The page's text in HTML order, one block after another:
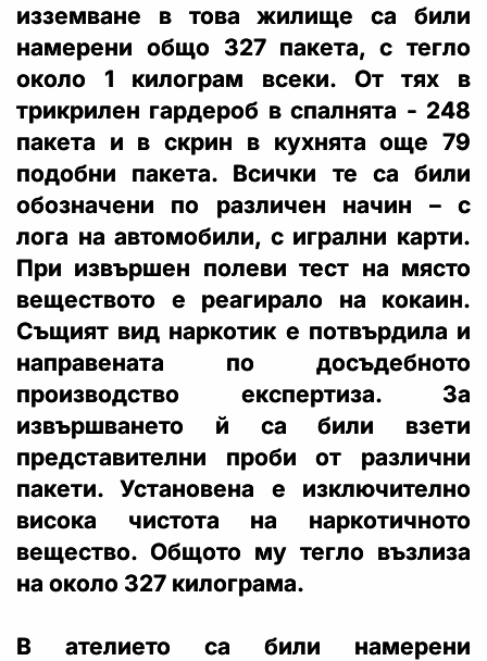
изземване в това жилище са били
намерени общо 327 пакета, с тегло
около 1 килограм всеки. От тях в
трикрилен гардероб в спалнята - 248
пакета и в скрин в кухнята още 79
подобни пакета. Всички те са били
обозначени по различен начин – с
лога на автомобили, с игрални карти.
При извършен полеви тест на място
веществото е реагирало на кокаин.
Същият вид наркотик е потвърдила и
направената по досъдебното
производство експертиза. За
извършването й са били взети
представителни проби от различни
пакети. Установена е изключително
висока чистота на наркотичното
вещество. Общото му тегло възлиза
на около 327 килограма.
В ателието са били намерени